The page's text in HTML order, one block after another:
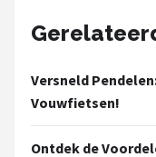
Versneld
Vouwfietsen!
Ontdek de